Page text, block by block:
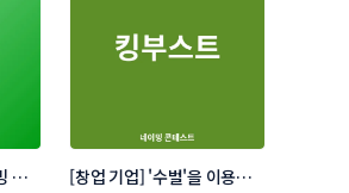
콘
[창업 기업] '수벌'을 이용한